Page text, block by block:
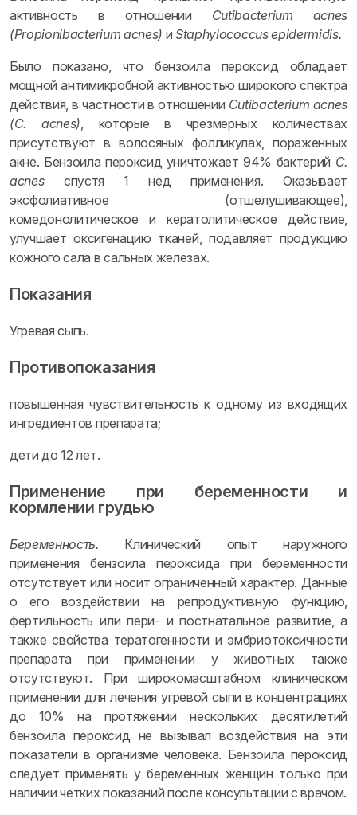
активность в отношении Cutibacterium acnes
(Propionibacterium acnes) иStaphylococcus epidermidis.
Было показано, что бензоила пероксид обладает
мощной антимикробной активностью широкого спектра
действия, в частности в отношении Cutibacterium acnes
(C. acnes), которые в чрезмерных количествах
присутствуют в волосяных фолликулах, пораженных
акне. Бензоила пероксид уничтожает 94% бактерий С.
acnesспустя 1 нед применения. Оказывает
эксфолиативное (отшелушивающее),
комедонолитическое и кератолитическое действие,
улучшает оксигенацию тканей, подавляет продукцию
кожного сала в сальных железах.
Показания
Угревая сыпь.
Противопоказания
повышенная чувствительность к одному из входящих
ингредиентов препарата;
дети до 12 лет.
Применение при беременности и
кормлении грудью
Беременность. Клинический опыт наружного
применения бензоила пероксида при беременности
отсутствует или носит ограниченный характер. Данные
о его воздействии на репродуктивную функцию,
фертильность или пери- и постнатальное развитие, а
также свойства тератогенности и эмбриотоксичности
препарата при применении у животных также
отсутствуют. При широкомасштабном клиническом
применении для лечения угревой сыпи в концентрациях
до 10% на протяжении нескольких десятилетий
бензоила пероксид не вызывал воздействия на эти
показатели в организме человека. Бензоила пероксид
следует применять у беременных женщин только при
наличии четких показаний после консультации с врачом.